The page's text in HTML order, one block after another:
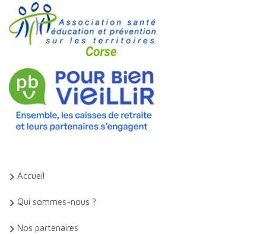
Accueil
Qui sommes-nous ?
Nos partenaires